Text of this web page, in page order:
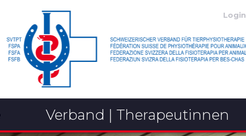
Login
Verband | Therapeutinnen